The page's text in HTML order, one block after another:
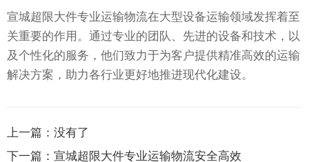
宣城超限大件专业运输物流在大型设备运输领域发挥着至
关重要的作用。通过专业的团队、先进的设备和技术，以
及个性化的服务，他们致力于为客户提供精准高效的运输
解决方案，助力各行业更好地推进现代化建设。
上一篇： 没有了
下一篇： 宣城超限大件专业运输物流安全高效